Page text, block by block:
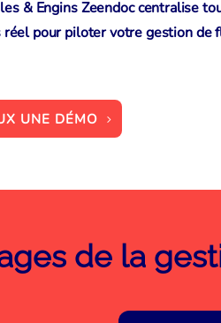
& Engins Zeendoccentralise
pour piloter votregestion de
UNE DÉMO
de la